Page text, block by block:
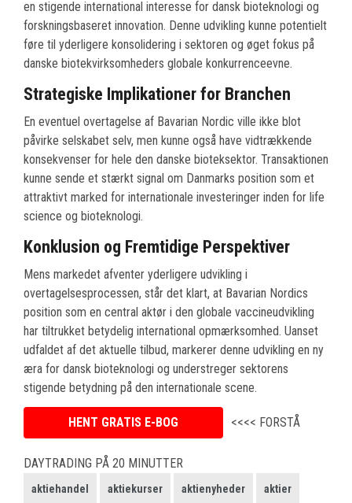
en stigende international interesse for dansk bioteknologi og
forskningsbaseret innovation. Denne udvikling kunne potentielt
føre til yderligere konsolidering i sektoren og øget fokus på
danske biotekvirksomheders globale konkurrenceevne.
Strategiske Implikationer for Branchen
En eventuel overtagelse af Bavarian Nordic ville ikke blot
påvirke selskabet selv, men kunne også have vidtrækkende
konsekvenser for hele den danske bioteksektor. Transaktionen
kunne sende et stærkt signal om Danmarks position som et
attraktivt marked for internationale investeringer inden for life
science og bioteknologi.
Konklusion og Fremtidige Perspektiver
Mens markedet afventer yderligere udvikling i
overtagelsesprocessen, står det klart, at Bavarian Nordics
position som en central aktør i den globale vaccineudvikling
har tiltrukket betydelig international opmærksomhed. Uanset
udfaldet af det aktuelle tilbud, markerer denne udvikling en ny
æra for dansk bioteknologi og understreger sektorens
stigende betydning på den internationale scene.
HENT GRATIS E-BOG <<<< FORSTÅ
DAYTRADING PÅ 20 MINUTTER
aktiehandel aktiekurser aktienyheder aktier